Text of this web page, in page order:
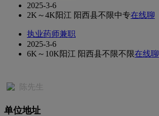
2025-3-6
2K～4K阳江 阳西县不限中专在线聊
执业药师兼职
2025-3-6
6K～10K阳江 阳西县不限不限在线聊
陈先生
单位地址